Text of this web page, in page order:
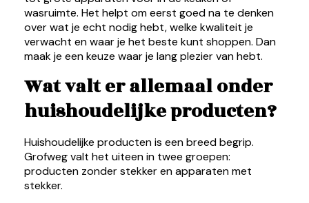
wasruimte. Het helpt om eerst goed na te denken
over wat je echt nodig hebt, welke kwaliteit je
verwacht en waar je het beste kunt shoppen. Dan
maak je een keuze waar je lang plezier van hebt.
Wat valt er allemaal onder
huishoudelijke producten?
Huishoudelijke producten is een breed begrip.
Grofweg valt het uiteen in twee groepen:
producten zonder stekker en apparaten met
stekker.